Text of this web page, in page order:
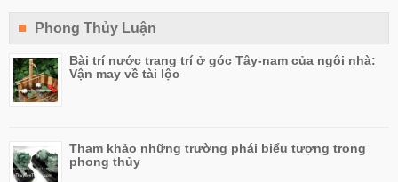
Phong Thủy Luận
Bài trí nước trang trí ở góc Tây-nam của ngôi nhà:
Vận may về tài lộc
Tham khảo những trường phái biểu tượng trong
phong thủy